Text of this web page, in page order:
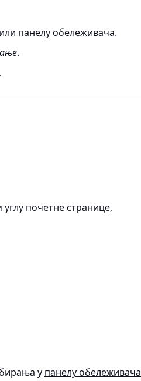
или панелу обележивача.
.
.
почетне странице,
у панелу обележивача